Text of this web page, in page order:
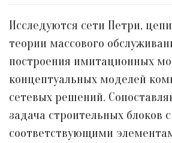
Исследуются сети Петри,
теории массового
построения имитационных
концептуальных моделей
сетевых решений.
задача строительных блоков с
соответствующими